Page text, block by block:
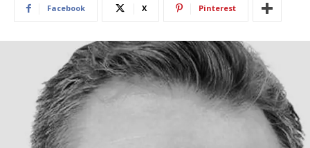
Facebook X Pinterest